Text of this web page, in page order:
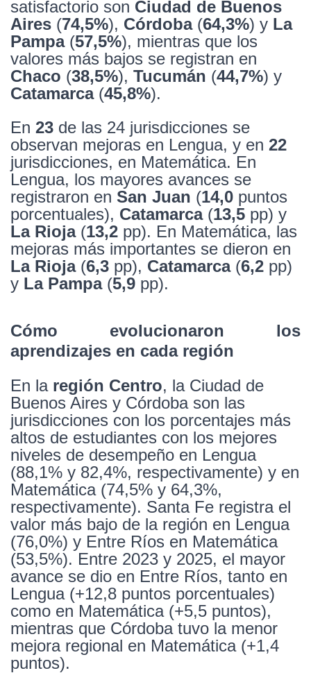
satisfactorio son Ciudad de Buenos
Aires (74,5%), Córdoba (64,3%) y La
Pampa (57,5%), mientras que los
valores más bajos se registran en
Chaco (38,5%), Tucumán (44,7%) y
Catamarca (45,8%).
En 23 de las 24 jurisdicciones se
observan mejoras en Lengua, y en 22
jurisdicciones, en Matemática. En
Lengua, los mayores avances se
registraron en San Juan (14,0 puntos
porcentuales), Catamarca (13,5 pp) y
La Rioja (13,2 pp). En Matemática, las
mejoras más importantes se dieron en
La Rioja (6,3 pp), Catamarca (6,2 pp)
y La Pampa (5,9 pp).
Cómo evolucionaron los
aprendizajes en cada región
En la región Centro, la Ciudad de
Buenos Aires y Córdoba son las
jurisdicciones con los porcentajes más
altos de estudiantes con los mejores
niveles de desempeño en Lengua
(88,1% y 82,4%, respectivamente) y en
Matemática (74,5% y 64,3%,
respectivamente). Santa Fe registra el
valor más bajo de la región en Lengua
(76,0%) y Entre Ríos en Matemática
(53,5%). Entre 2023 y 2025, el mayor
avance se dio en Entre Ríos, tanto en
Lengua (+12,8 puntos porcentuales)
como en Matemática (+5,5 puntos),
mientras que Córdoba tuvo la menor
mejora regional en Matemática (+1,4
puntos).